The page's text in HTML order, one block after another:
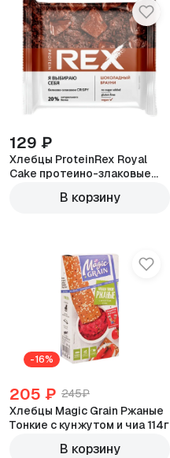
129 ₽
Хлебцы ProteinRex Royal
Cake протеино-злаковые
В корзину
-16%
205 ₽ 245₽
Хлебцы Magic Grain Ржаные
Тонкие с кунжутом и чиа 114г
В корзину